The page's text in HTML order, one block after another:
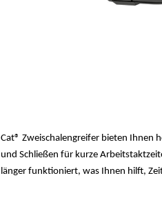
Cat® Zweischalengreifer bieten Ihnen
und Schließen für kurze
länger funktioniert, was Ihnen hilft,